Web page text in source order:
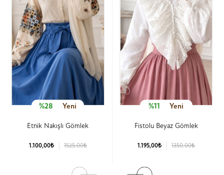
%28 Yeni
Etnik Nakışlı Gömlek
1.100,00₺ 1525.00₺
%11 Yeni
Fistolu Beyaz Gömlek
1.195,00₺ 1350.00₺